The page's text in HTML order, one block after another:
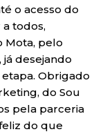
o acesso do
todos,
Mota, pelo
desejando
Obrigado
do Sou
pela parceria
do que